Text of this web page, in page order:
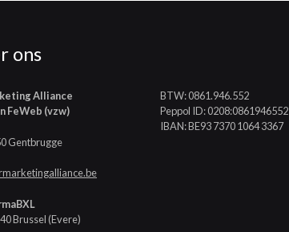
ons
Alliance
FeWeb (vzw)
Gentbrugge
Brussel (Evere)
BTW: 0861.946.552
Peppol ID: 0208:0861946552
IBAN: BE93 7370 1064 3367